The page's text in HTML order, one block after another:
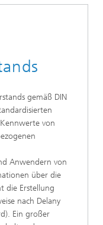
gemäß DIN
von
Anwendern von
über die
die Erstellung
nach Delany
Ein großer